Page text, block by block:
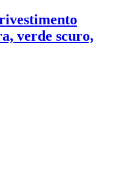
verde scuro,